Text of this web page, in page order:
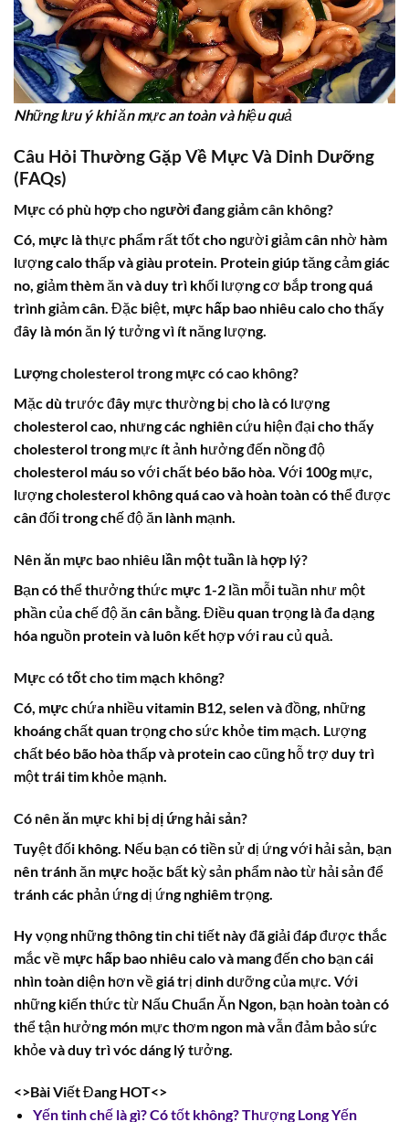
Những lưu ý khi ăn mực an toàn và hiệu quả
Câu Hỏi Thường Gặp Về Mực Và Dinh Dưỡng
(FAQs)
Mực có phù hợp cho người đang giảm cân không?
Có, mực là thực phẩm rất tốt cho người giảm cân nhờ hàm
lượngcalothấp và giàu protein. Proteingiúp tăng cảm giác
no, giảm thèm ăn và duy trì khối lượng cơ bắp trong quá
trình giảm cân. Đặc biệt, mực hấp bao nhiêu calocho thấy
đây là món ăn lý tưởng vì ít năng lượng.
Lượng cholesterol trong mực có cao không?
Mặc dù trước đây mực thường bị cho là có lượng
cholesterol cao, nhưng các nghiên cứu hiện đại cho thấy
cholesterol trong mực ít ảnh hưởng đến nồng độ
cholesterol máu so với chất béo bão hòa. Với 100g mực,
lượng cholesterol không quá cao và hoàn toàn có thể được
cân đối trong chế độ ăn lành mạnh.
Nên ăn mực bao nhiêu lần một tuần là hợp lý?
Bạn có thể thưởng thức mực 1-2 lần mỗi tuần như một
phần của chế độ ăn cân bằng. Điều quan trọng là đa dạng
hóa nguồn proteinvà luôn kết hợp với rau củ quả.
Mực có tốt cho tim mạch không?
Có, mựcchứa nhiều vitamin B12, selen và đồng, những
khoáng chất quan trọng cho sức khỏe tim mạch. Lượng
chất béo bão hòa thấp và proteincao cũng hỗ trợ duy trì
một trái tim khỏe mạnh.
Có nên ăn mực khi bị dị ứng hải sản?
Tuyệt đối không. Nếu bạn có tiền sử dị ứng với hải sản, bạn
nên tránh ăn mực hoặc bất kỳ sản phẩm nào từ hải sản để
tránh các phản ứng dị ứng nghiêm trọng.
Hy vọng những thông tin chi tiết này đã giải đáp được thắc
mắc về mực hấp bao nhiêu calovà mang đến cho bạn cái
nhìn toàn diện hơn về giá trị dinh dưỡng của mực. Với
những kiến thức từ Nấu Chuẩn Ăn Ngon, bạn hoàn toàn có
thể tận hưởng món mực thơm ngon mà vẫn đảm bảo sức
khỏe và duy trì vóc dáng lý tưởng.
<>Bài Viết Đang HOT<>
Yến tinh chế là gì? Có tốt không? Thượng Long Yến